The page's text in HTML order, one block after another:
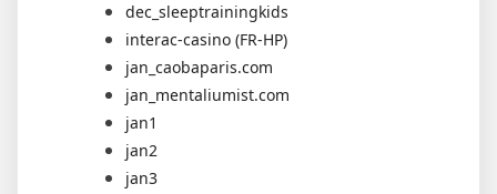
dec_sleeptrainingkids
interac-casino (FR-HP)
jan_caobaparis.com
jan_mentaliumist.com
jan1
jan2
jan3